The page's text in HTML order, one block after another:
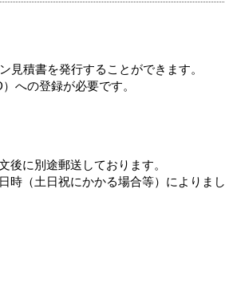
見積書を発行することができます。
への登録が必要です。
後に別途郵送しております。
時（土日祝にかかる場合等）によりま